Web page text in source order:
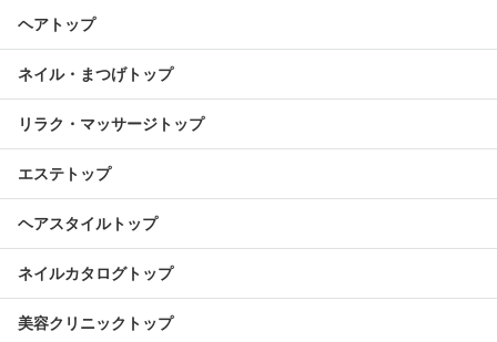
ヘアトップ
ネイル・まつげトップ
リラク・マッサージトップ
エステトップ
ヘアスタイルトップ
ネイルカタログトップ
美容クリニックトップ